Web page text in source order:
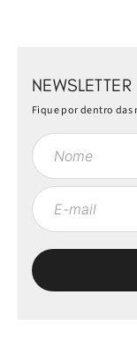
NEWSLETTER
Fique por dentro das